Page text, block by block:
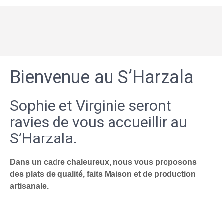
Bienvenue au S’Harzala
Sophie et Virginie seront
ravies de vous accueillir au
S’Harzala.
Dans un cadre chaleureux, nous vous proposons
des plats de qualité, faits Maison et de production
artisanale.